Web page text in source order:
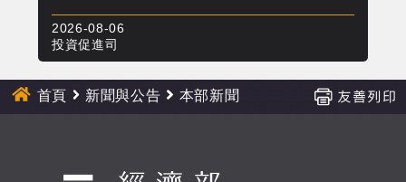
則
新
聞
2026-08-06
投資促進司
首頁 新聞與公告 本部新聞